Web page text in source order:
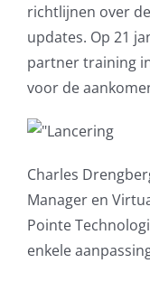
Microsoft
SLA
Remote Help
WordPress SLA
richtlijnen over
updates. Op 21
partner training
voor de
Charles
Manager en
Pointe
enkele